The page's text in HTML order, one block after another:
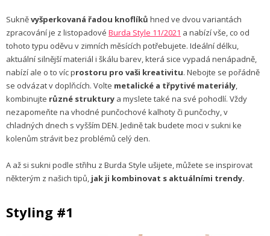
Sukněvyšperkovaná řadou knoflíků hned ve dvou variantách
zpracování je z listopadové Burda Style 11/2021 a nabízí vše, co od
tohoto typu oděvu v zimních měsících potřebujete. Ideální délku,
aktuální silnější materiál i škálu barev, která sice vypadá nenápadně,
nabízí ale o to víc prostoru pro vaši kreativitu. Nebojte se pořádně
se odvázat v doplňcích. Volte metalické a třpytivé materiály,
kombinujte různé struktury a myslete také na své pohodlí. Vždy
nezapomeňte na vhodné punčochové kalhoty či punčochy, v
chladných dnech s vyšším DEN. Jedině tak budete moci v sukni ke
kolenům strávit bez problémů celý den.
A až si sukni podle střihu z Burda Style ušijete, můžete se inspirovat
některým z našich tipů, jak ji kombinovat s aktuálními trendy.
Styling #1